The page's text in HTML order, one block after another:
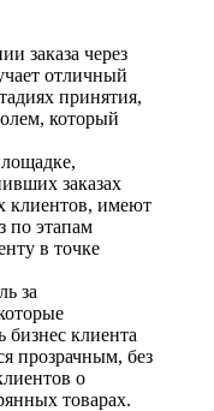
заказа через
отличный
принятия,
который
заказах
клиентов, имеют
по этапам
в точке
за
бизнес клиента
прозрачным, без
о
товарах.